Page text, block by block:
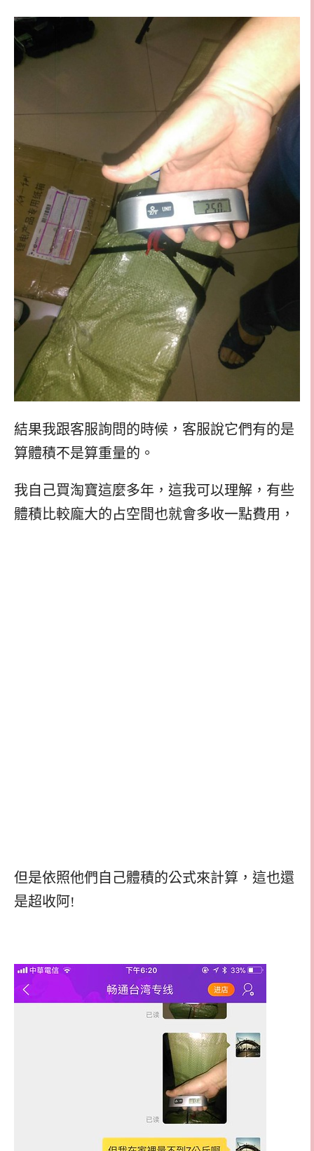
結果我跟客服詢問的時候，客服說它們有的是
算體積不是算重量的。
我自己買淘寶這麼多年，這我可以理解，有些
體積比較龐大的占空間也就會多收一點費用，
但是依照他們自己體積的公式來計算，這也還
是超收阿!